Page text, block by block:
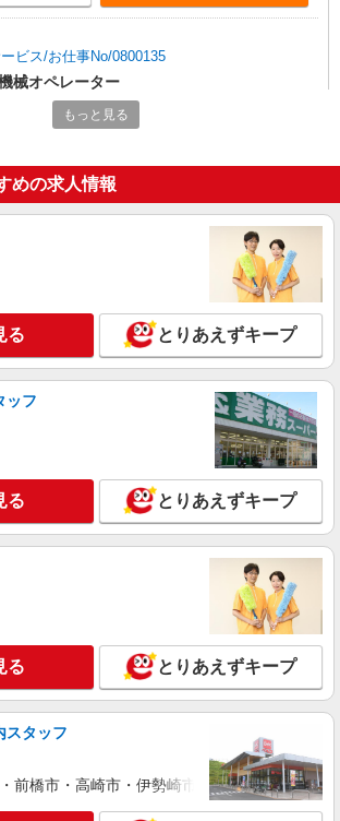
ビス/お仕事No/0800135
械オペレーター
時給1300円交通費全額支給
ビス/お仕事No/0885640
時給1300円交通費全額支給
大阪府大阪市東淀川区 ＊バイク通勤OK
詳細を見る
ビス/お仕事No/0885371
時給1270円交通費全額支給
大阪府大阪市東淀川区 ＊バイク通勤OK
詳細を見る
パン
品入荷検品・配膳（構内物流）
時給 1,360円〜 定期昇給あり 月給例
円 （定時間160ｈ・時間外10ｈ） 時給月
大阪府大阪市東淀川区北江口１丁目
詳細を見る
もっと見る
めの求人情報
る とりあえずキープ
ッフ
る とりあえずキープ
る とりあえずキープ
スタッフ
前橋市・高崎市・伊勢崎市・太田市・館林市